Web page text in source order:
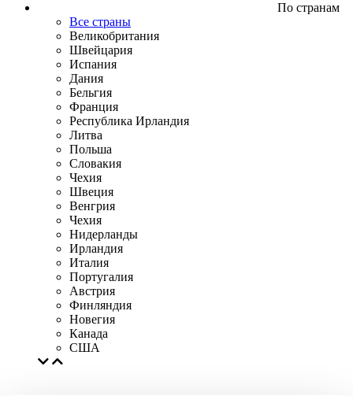
По странам
Все страны
Великобритания
Швейцария
Испания
Дания
Бельгия
Франция
Республика Ирландия
Литва
Польша
Словакия
Чехия
Швеция
Венгрия
Чехия
Нидерланды
Ирландия
Италия
Португалия
Австрия
Финляндия
Новегия
Канада
США